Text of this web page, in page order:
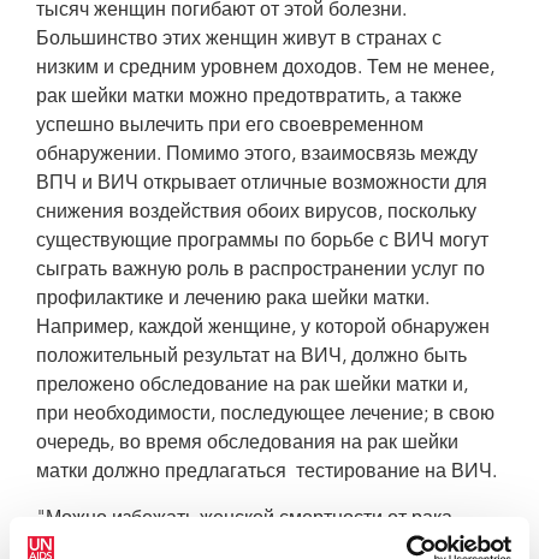
тысяч женщин погибают от этой болезни.
Большинство этих женщин живут в странах с
низким и средним уровнем доходов. Тем не менее,
рак шейки матки можно предотвратить, а также
успешно вылечить при его своевременном
обнаружении. Помимо этого, взаимосвязь между
ВПЧ и ВИЧ открывает отличные возможности для
снижения воздействия обоих вирусов, поскольку
существующие программы по борьбе с ВИЧ могут
сыграть важную роль в распространении услуг по
профилактике и лечению рака шейки матки.
Например, каждой женщине, у которой обнаружен
положительный результат на ВИЧ, должно быть
преложено обследование на рак шейки матки и,
при необходимости, последующее лечение; в свою
очередь, во время обследования на рак шейки
матки должно предлагаться тестирование на ВИЧ.
"Можно избежать женской смертности от рака
шейки матки", - говорит исполнительный директор